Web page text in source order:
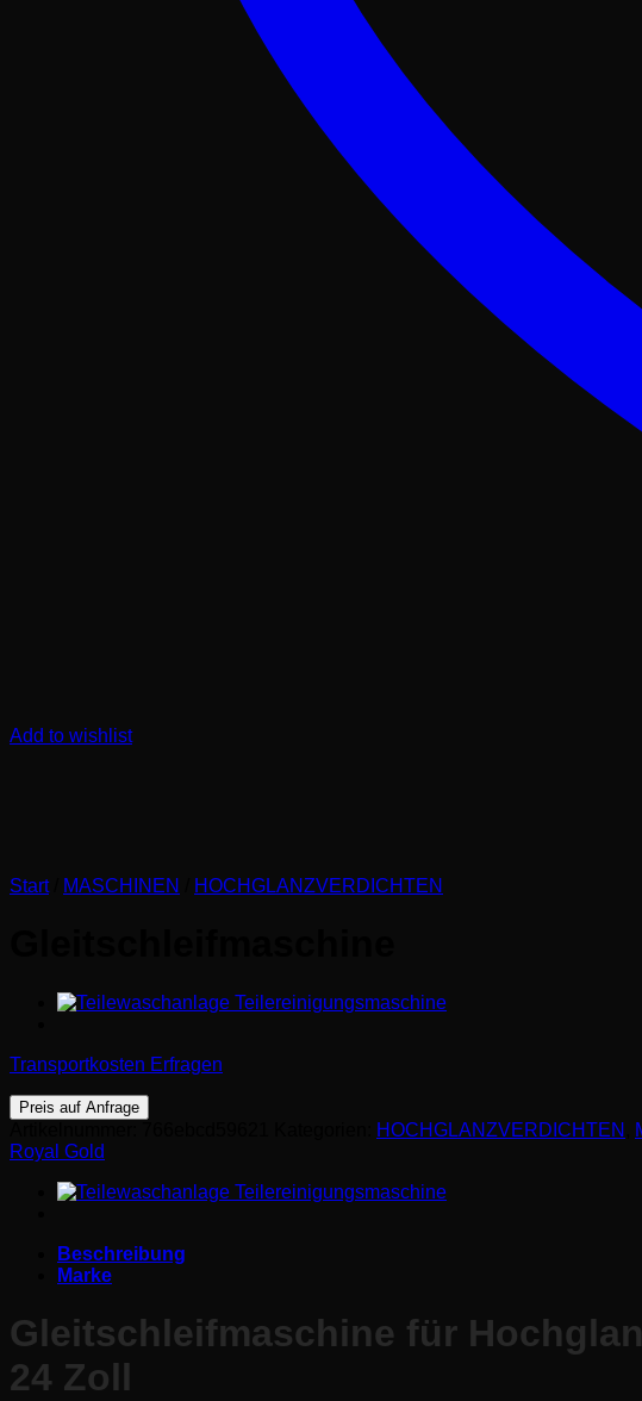
Add to wishlist
Start MASCHINEN HOCHGLANZVERDICHTEN
Transportkosten Erfragen
Preis auf Anfrage
HOCHGLANZVERDICHTEN
Royal Gold
Beschreibung
Marke
Gleitschleifmaschine für
24 Zoll